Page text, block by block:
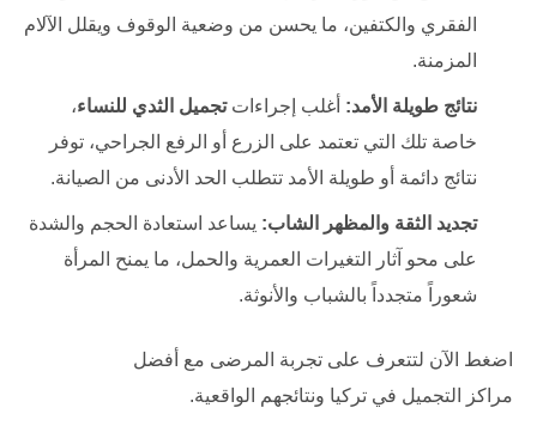
الفقري والكتفين، ما يحسن من وضعية الوقوف ويقلل الآلام
المزمنة.
نتائج طويلة الأمد: أغلب إجراءاتتجميل الثدي ‏للنساء،
خاصة تلك التي تعتمد على الزرع أو الرفع الجراحي، توفر
نتائج دائمة أو طويلة الأمد تتطلب الحد الأدنى من الصيانة.
تجديد الثقة والمظهر الشاب: يساعد استعادة الحجم والشدة
على محو آثار التغيرات العمرية والحمل، ما يمنح المرأة
شعوراً متجدداً بالشباب والأنوثة.
اضغط الآن لتتعرف على تجربة المرضى مع أفضل
مراكز التجميل في تركيا ونتائجهم الواقعية.